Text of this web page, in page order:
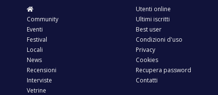
Community
Eventi
Festival
Locali
News
Recensioni
Interviste
Vetrine
Utenti online
Ultimi iscritti
Best user
Condizioni d'uso
Privacy
Cookies
Recupera password
Contatti